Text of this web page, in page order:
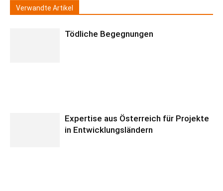
Verwandte Artikel
Tödliche Begegnungen
Expertise aus Österreich für Projekte
in Entwicklungsländern